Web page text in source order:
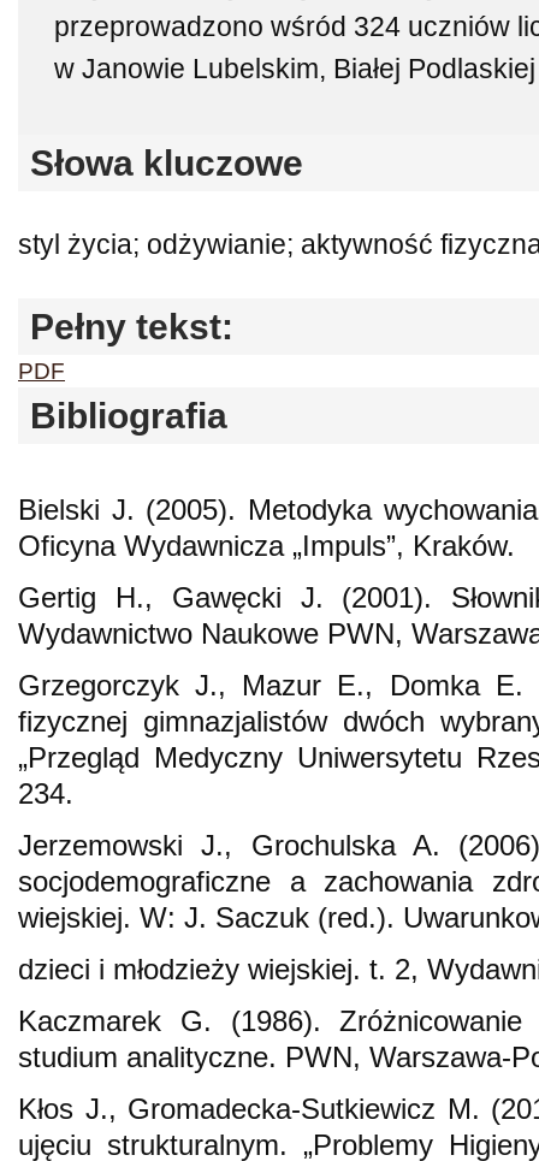
przeprowadzono wśród 324 uczniów
w Janowie Lubelskim, Białej
Słowa kluczowe
styl życia; odżywianie; aktywność
Pełny tekst:
PDF
Bibliografia
Bielski J. (2005). Metodyka
Oficyna Wydawnicza „Impuls”, Kraków.
Gertig H., Gawęcki J. (2001).
Wydawnictwo Naukowe PWN,
Grzegorczyk J., Mazur E., Domka E.
fizycznej gimnazjalistów dwóch
„Przegląd Medyczny Uniwersytetu
234.
Jerzemowski J., Grochulska A.
socjodemograficzne a zachowania
wiejskiej. W: J. Saczuk (red.).
dzieci i młodzieży wiejskiej. t. 2,
Kaczmarek G. (1986).
studium analityczne. PWN,
Kłos J., Gromadecka‑Sutkiewicz M.
ujęciu strukturalnym. „Problemy